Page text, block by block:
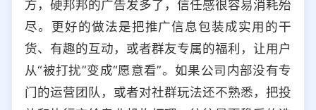
方，硬邦邦的广告发多了，信任感很容易消耗殆
尽。更好的做法是把推广信息包装成实用的干
货、有趣的互动，或者群友专属的福利，让用户
从“被打扰”变成“愿意看”。如果公司内部没有专
门的运营团队，或者对社群玩法还不熟悉，把投